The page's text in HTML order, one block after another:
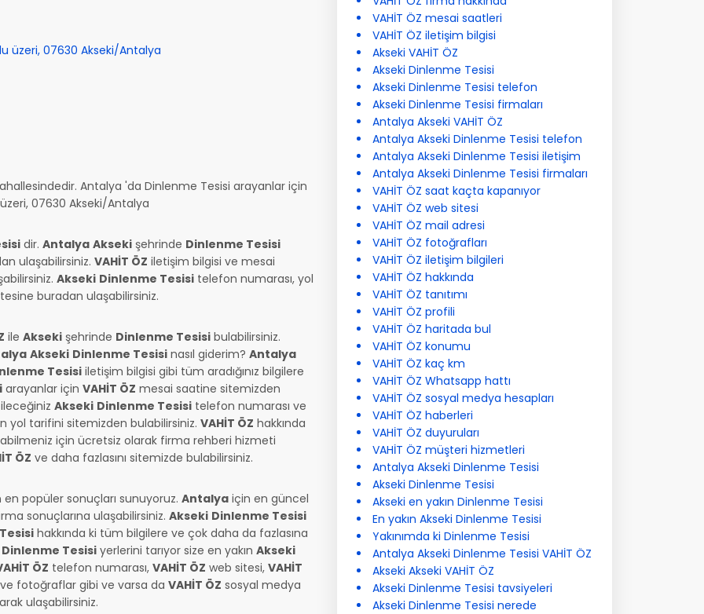
üzeri, 07630 Akseki/Antalya
Antalya 'da Dinlenme Tesisi arayanlar için
07630 Akseki/Antalya
dir. Antalya Akseki şehrinde Dinlenme Tesisi
ulaşabilirsiniz. VAHİT ÖZ iletişim bilgisi ve mesai
Akseki Dinlenme Tesisi telefon numarası, yol
buradan ulaşabilirsiniz.
ile Akseki şehrinde Dinlenme Tesisi bulabilirsiniz.
Akseki Dinlenme Tesisi nasıl giderim? Antalya
Tesisi iletişim bilgisi gibi tüm aradığınız bilgilere
arayanlar için VAHİT ÖZ mesai saatine sitemizden
Akseki Dinlenme Tesisi telefon numarası ve
yol tarifini sitemizden bulabilirsiniz. VAHİT ÖZ hakkında
için ücretsiz olarak firma rehberi hizmeti
ÖZ ve daha fazlasını sitemizde bulabilirsiniz.
popüler sonuçları sunuyoruz. Antalya için en güncel
sonuçlarına ulaşabilirsiniz. Akseki Dinlenme Tesisi
hakkında ki tüm bilgilere ve çok daha da fazlasına
Dinlenme Tesisi yerlerini tarıyor size en yakın Akseki
ÖZ telefon numarası, VAHİT ÖZ web sitesi, VAHİT
ve fotoğraflar gibi ve varsa da VAHİT ÖZ sosyal medya
ulaşabilirsiniz.
VAHİT ÖZ mesai saatleri
VAHİT ÖZ iletişim bilgisi
Akseki VAHİT ÖZ
Akseki Dinlenme Tesisi
Akseki Dinlenme Tesisi telefon
Akseki Dinlenme Tesisi firmaları
Antalya Akseki VAHİT ÖZ
Antalya Akseki Dinlenme Tesisi telefon
Antalya Akseki Dinlenme Tesisi iletişim
Antalya Akseki Dinlenme Tesisi firmaları
VAHİT ÖZ saat kaçta kapanıyor
VAHİT ÖZ web sitesi
VAHİT ÖZ mail adresi
VAHİT ÖZ fotoğrafları
VAHİT ÖZ iletişim bilgileri
VAHİT ÖZ hakkında
VAHİT ÖZ tanıtımı
VAHİT ÖZ profili
VAHİT ÖZ haritada bul
VAHİT ÖZ konumu
VAHİT ÖZ kaç km
VAHİT ÖZ Whatsapp hattı
VAHİT ÖZ sosyal medya hesapları
VAHİT ÖZ haberleri
VAHİT ÖZ duyuruları
VAHİT ÖZ müşteri hizmetleri
Antalya Akseki Dinlenme Tesisi
Akseki Dinlenme Tesisi
Akseki en yakın Dinlenme Tesisi
En yakın Akseki Dinlenme Tesisi
Yakınımda ki Dinlenme Tesisi
Antalya Akseki Dinlenme Tesisi VAHİT ÖZ
Akseki Akseki VAHİT ÖZ
Akseki Dinlenme Tesisi tavsiyeleri
Akseki Dinlenme Tesisi nerede